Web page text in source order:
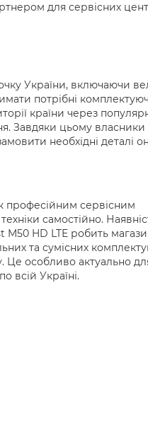
для сервісних
України, включаючи
потрібні
країни через
Завдяки цьому власники
необхідні деталі
професійним сервісним
самостійно.
M50 HD LTE робить
та сумісних
Це особливо актуально
всій Україні.